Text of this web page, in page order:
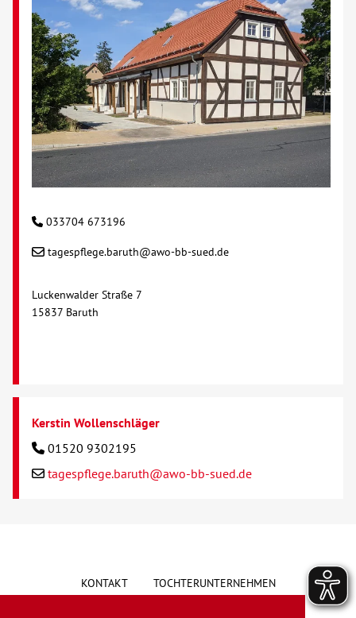
Spenden
Mitmachen
Karriere
Ausbildung
Suche
Kontakt
033704 673196
tagespflege.baruth@awo-bb-sued.de
Luckenwalder Straße 7
15837 Baruth
Kerstin Wollenschläger
01520 9302195
tagespflege.baruth@awo-bb-sued.de
KONTAKT TOCHTERUNTERNEHMEN